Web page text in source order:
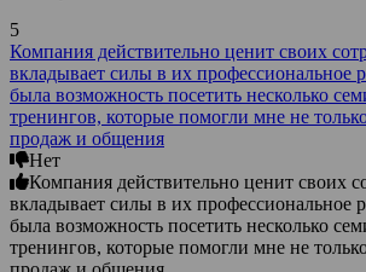
5
Компания действительно ценит своих
вкладывает силы в их профессиональное
была возможность посетить несколько семинаров и
тренингов, которые помогли мне не
продаж и общения
Нет
Компания действительно ценит своих
вкладывает силы в их профессиональное
была возможность посетить несколько семинаров и
тренингов, которые помогли мне не